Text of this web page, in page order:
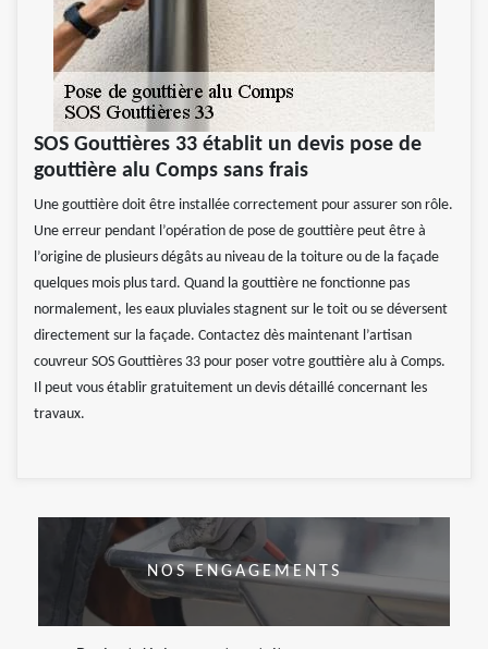
SOS Gouttières 33 établit un devis pose de
gouttière alu Comps sans frais
Une gouttière doit être installée correctement pour assurer son rôle.
Une erreur pendant l’opération de pose de gouttière peut être à
l’origine de plusieurs dégâts au niveau de la toiture ou de la façade
quelques mois plus tard. Quand la gouttière ne fonctionne pas
normalement, les eaux pluviales stagnent sur le toit ou se déversent
directement sur la façade. Contactez dès maintenant l’artisan
couvreur SOS Gouttières 33 pour poser votre gouttière alu à Comps.
Il peut vous établir gratuitement un devis détaillé concernant les
travaux.
NOS ENGAGEMENTS